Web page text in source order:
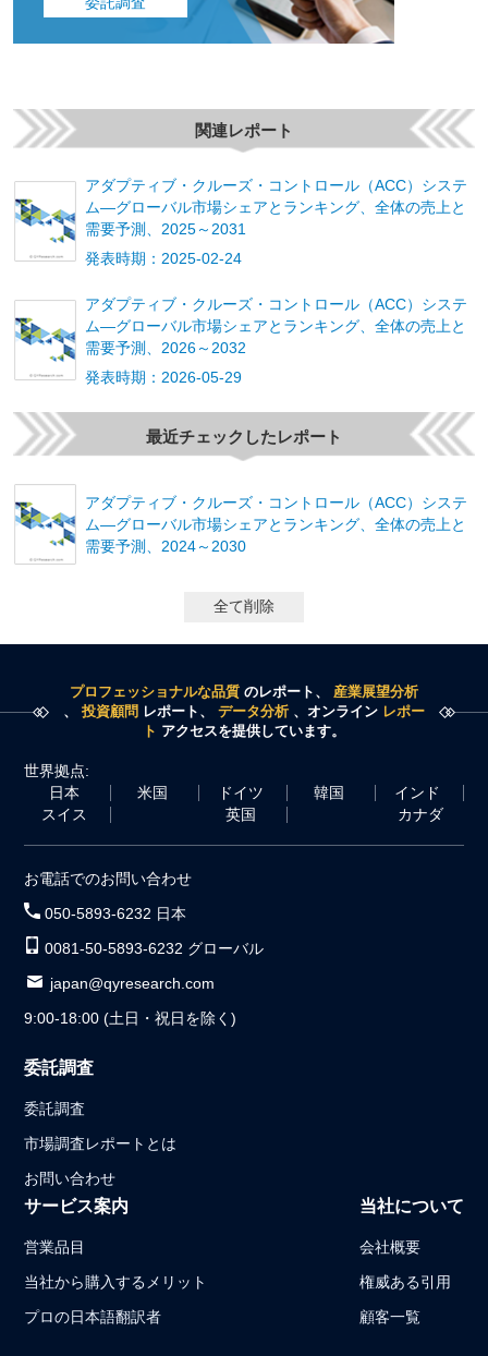
関連レポート
アダプティブ・クルーズ・コントロール（ACC）システ
ム―グローバル市場シェアとランキング、全体の売上と
需要予測、2025～2031
発表時期：2025-02-24
アダプティブ・クルーズ・コントロール（ACC）システ
ム―グローバル市場シェアとランキング、全体の売上と
需要予測、2026～2032
発表時期：2026-05-29
最近チェックしたレポート
アダプティブ・クルーズ・コントロール（ACC）システ
ム―グローバル市場シェアとランキング、全体の売上と
需要予測、2024～2030
全て削除
プロフェッショナルな品質 のレポート、 産業展望分析
、 投資顧問 レポート、 データ分析 、オンライン レポー
ト アクセスを提供しています。
世界拠点:
日本
米国 ドイツ 韓国
インド
スイス
英国 カナダ
お電話でのお問い合わせ
050-5893-6232 日本
0081-50-5893-6232 グローバル
japan@qyresearch.com
9:00-18:00 (土日・祝日を除く)
委託調査
委託調査
市場調査レポートとは
お問い合わせ
サービス案内
営業品目
当社から購入するメリット
プロの日本語翻訳者
当社について
会社概要
権威ある引用
顧客一覧